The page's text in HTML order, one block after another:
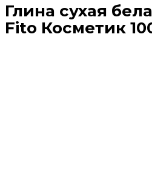
Глина сухая
Fito Косметик